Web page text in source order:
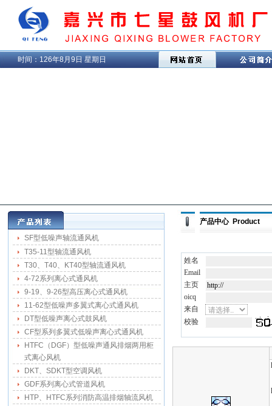
时间： 126年8月9日 星期日
SF型低噪声轴流通风机
T35-11型轴流通风机
T30、T40、KT40型轴流通风机
4-72系列离心式通风机
9-19、9-26型高压离心式通风机
11-62型低噪声多翼式离心式通风机
DT型低噪声离心式鼓风机
CF型系列多翼式低噪声离心式通风机
HTFC（DGF）型低噪声通风排烟两用柜
式离心风机
DKT、SDKT型空调风机
GDF系列离心式管道风机
HTP、HTFC系列消防高温排烟轴流风机
产品中心 Product
姓名
Email
主页
oicq
来自
校验